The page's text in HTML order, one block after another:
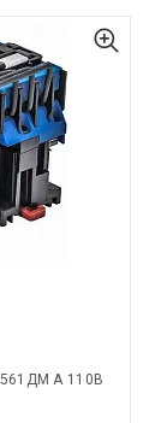
А 110В